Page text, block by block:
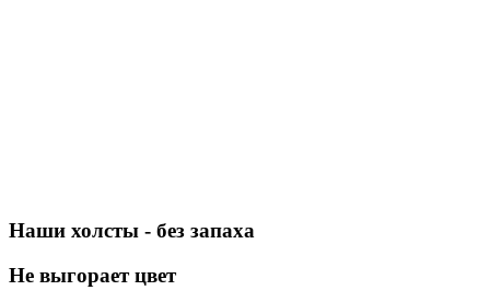
Наши холсты - без запаха
Не выгорает цвет